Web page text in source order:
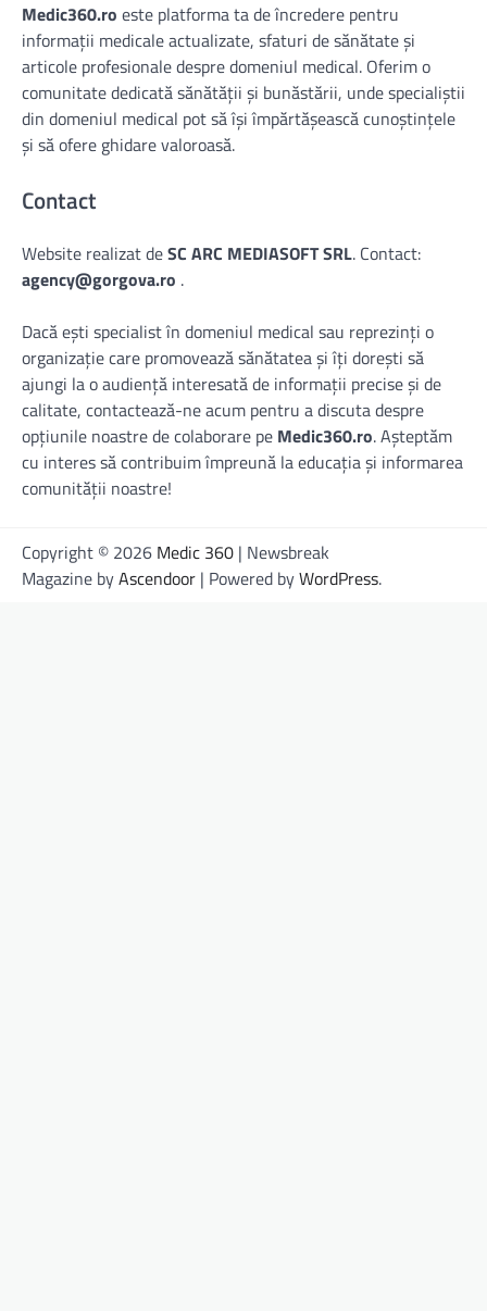
Medic360.ro este platforma ta de încredere pentru
informații medicale actualizate, sfaturi de sănătate și
articole profesionale despre domeniul medical. Oferim o
comunitate dedicată sănătății și bunăstării, unde specialiștii
din domeniul medical pot să își împărtășească cunoștințele
și să ofere ghidare valoroasă.
Contact
Website realizat deSC ARC MEDIASOFT SRL. Contact:
agency@gorgova.ro .
Dacă ești specialist în domeniul medical sau reprezinți o
organizație care promovează sănătatea și îți dorești să
ajungi la o audiență interesată de informații precise și de
calitate, contactează-ne acum pentru a discuta despre
opțiunile noastre de colaborare pe Medic360.ro. Așteptăm
cu interes să contribuim împreună la educația și informarea
comunității noastre!
Copyright © 2026 Medic 360 | Newsbreak
Magazine byAscendoor | Powered byWordPress.